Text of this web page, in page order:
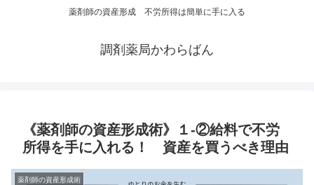
薬剤師の資産形成 不労所得は簡単に手に入る
調剤薬局かわらばん
《薬剤師の資産形成術》１-②給料で不労
所得を手に入れる！ 資産を買うべき理由
薬剤師の資産形成術